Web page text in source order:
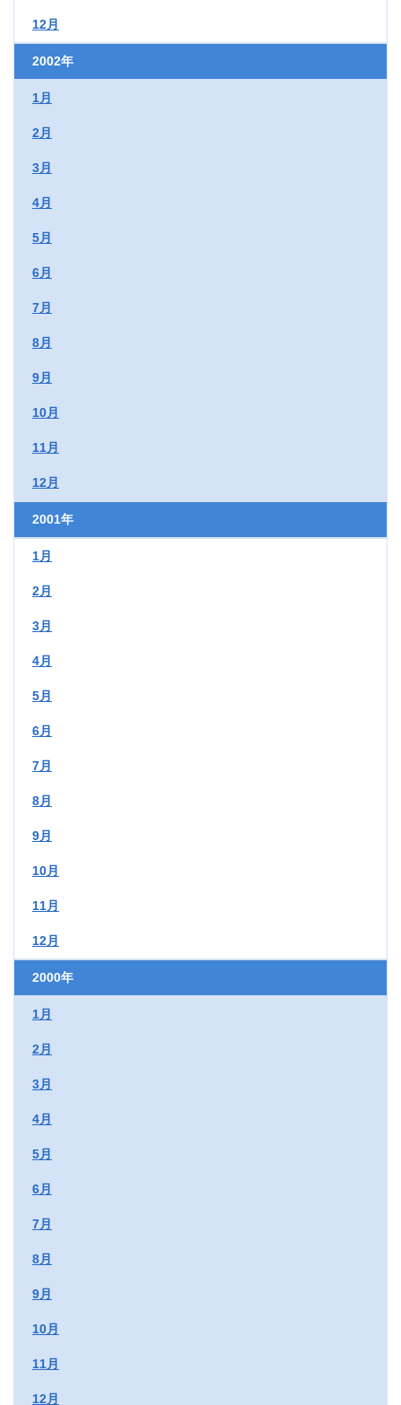
12月
2002年
1月
2月
3月
4月
5月
6月
7月
8月
9月
10月
11月
12月
2001年
1月
2月
3月
4月
5月
6月
7月
8月
9月
10月
11月
12月
2000年
1月
2月
3月
4月
5月
6月
7月
8月
9月
10月
11月
12月